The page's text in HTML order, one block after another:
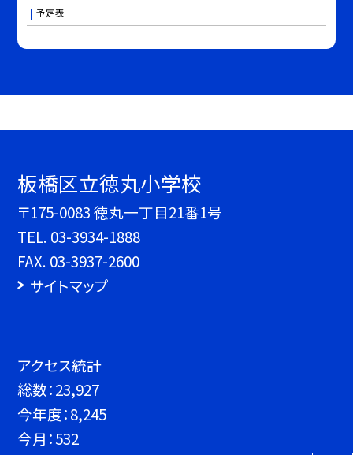
予定表
板橋区立徳丸小学校
〒175-0083 徳丸一丁目21番1号
TEL. 03-3934-1888
FAX. 03-3937-2600
サイトマップ
アクセス統計
総数：23,927
今年度：8,245
今月：532